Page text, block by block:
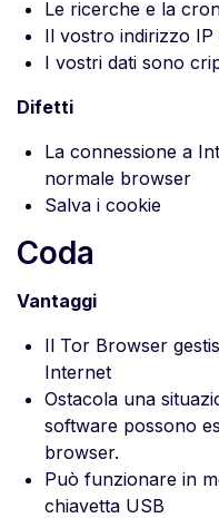
Le ricerche e la
Il vostro indirizzo IP
I vostri dati sono
Difetti
La connessione a
normale browser
Salva i cookie
Coda
Vantaggi
Il Tor Browser
Internet
Ostacola una
software possono
browser.
Può funzionare in
chiavetta USB